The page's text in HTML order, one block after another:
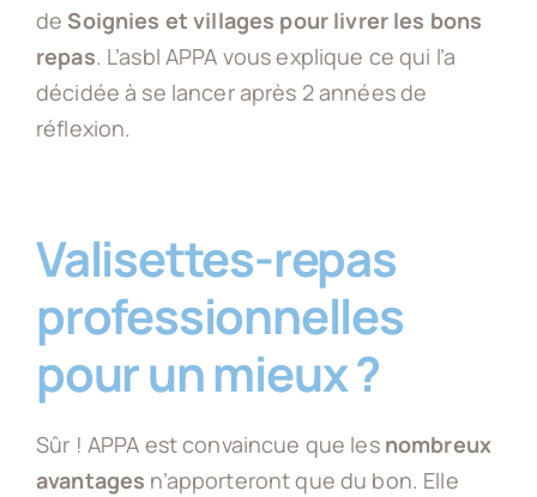
de Soignies et villages pour livrer les bons
repas. L’asbl APPA vous explique ce qui l’a
décidée à se lancer après 2 années de
réflexion.
Valisettes-repas
professionnelles
pour un mieux ?
Sûr ! APPA est convaincue que les nombreux
avantages n’apporteront que du bon. Elle